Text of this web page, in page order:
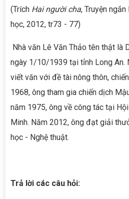
(Trích Hai người cha, Truyện
học, 2012, tr73 - 77)
Nhà văn Lê Văn Thảo tên thật là
ngày 1/10/1939 tại tỉnh Long An.
viết văn với đề tài nông thôn,
1968, ông tham gia chiến dịch
năm 1975, ông về công tác tại Hội
Minh. Năm 2012, ông đạt giải
học - Nghệ thuật.
Trả lời các câu hỏi: